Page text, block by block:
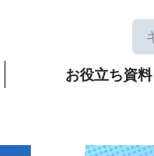
お役立ち資料